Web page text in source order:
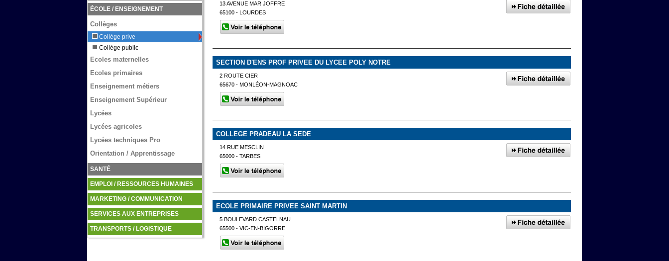
ÉCOLE / ENSEIGNEMENT
Collèges
Collège prive
Collège public
Ecoles maternelles
Ecoles primaires
Enseignement métiers
Enseignement Supérieur
Lycées
Lycées agricoles
Lycées techniques Pro
Orientation / Apprentissage
SANTÉ
EMPLOI / RESSOURCES HUMAINES
MARKETING / COMMUNICATION
SERVICES AUX ENTREPRISES
TRANSPORTS / LOGISTIQUE
13 AVENUE MAR JOFFRE
65100 - LOURDES
SECTION D'ENS PROF PRIVEE DU LYCEE POLY NOTRE
2 ROUTE CIER
65670 - MONLÉON-MAGNOAC
COLLEGE PRADEAU LA SEDE
14 RUE MESCLIN
65000 - TARBES
ECOLE PRIMAIRE PRIVEE SAINT MARTIN
5 BOULEVARD CASTELNAU
65500 - VIC-EN-BIGORRE